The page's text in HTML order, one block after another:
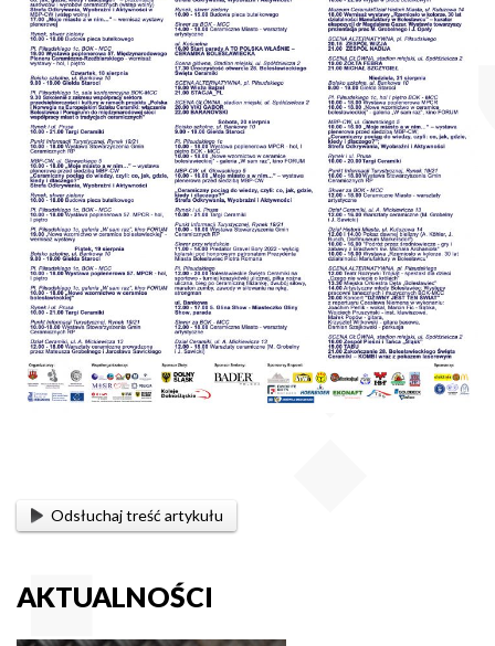
Odsłuchaj treść artykułu
AKTUALNOŚCI